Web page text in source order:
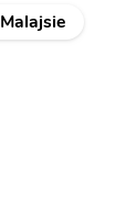
Malajsie